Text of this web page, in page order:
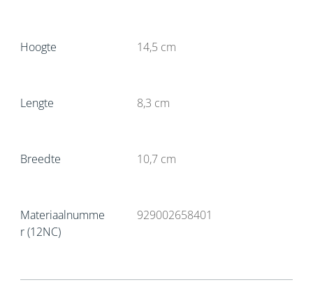
Hoogte 14,5 cm
Lengte 8,3 cm
Breedte 10,7 cm
Materiaalnumme
r (12NC)
929002658401